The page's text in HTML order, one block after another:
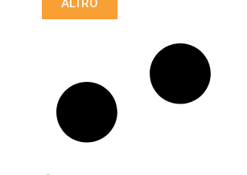
ALTRO